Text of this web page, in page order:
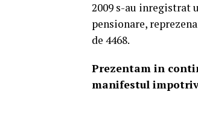
2009 s-au inregistrat
pensionare,
de 4468.
Prezentam in
manifestul